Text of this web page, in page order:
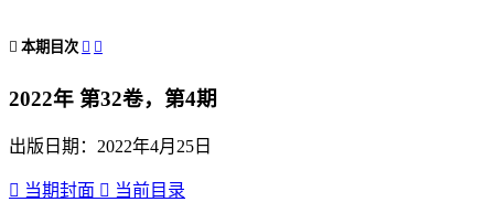
 本期目次  
2022年 第32卷，第4期
出版日期：2022年4月25日
 当期封面  当前目录